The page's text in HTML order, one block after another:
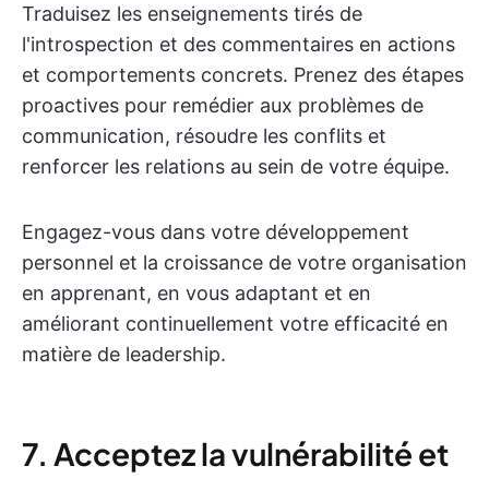
Traduisez les enseignements tirés de
l'introspection et des commentaires en actions
et comportements concrets. Prenez des étapes
proactives pour remédier aux problèmes de
communication, résoudre les conflits et
renforcer les relations au sein de votre équipe.
Engagez-vous dans votre développement
personnel et la croissance de votre organisation
en apprenant, en vous adaptant et en
améliorant continuellement votre efficacité en
matière de leadership.
7. Acceptez la vulnérabilité et